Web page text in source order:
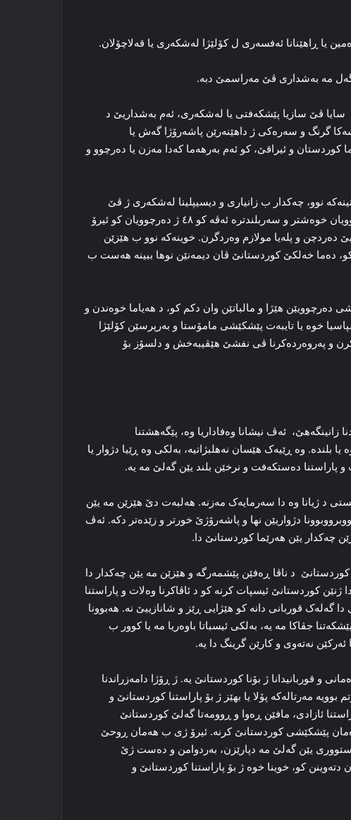
یا ڕاهێنانا ئه‌فسه‌ری ل کۆلێژا له‌شکه‌ری یا قه‌لاچۆلان.
دگەل مە به‌شداری ڤێ مه‌راسمێ دبه‌.
ڤێ سازیا پێشکه‌فتی یا له‌شکه‌ری، ئه‌م به‌شداریێ د
گرنگ و سه‌ره‌کی ژ داهێنه‌رێن پاشه‌رۆژا گه‌ش یا
کوردستان و ئیراقێ، کو ئه‌م به‌رهه‌ما که‌دا مه‌زن یا ده‌رچوو و
مه‌، ب ڕووتینه‌که‌ نوو، چه‌کدار ب زانیاری و دیسیپلینا له‌شکه‌ری ژ ڤێ
کۆلێژا له‌شکه‌ری یا ژێهاتی ده‌رچوون. یا کو ژ بۆ مه‌ هه‌موویان خوه‌شتر و سه‌ربلندتره‌ ئه‌ڤه‌ کو ٤۸ ژ ده‌رچوویان کو ئیرۆ
ده‌ردچن و پله‌یا مولازم وه‌ردگرن. خوینه‌که‌ نوو ب هێزێن
ده‌ما خه‌لکێ کوردستانێ ڤان دیمه‌نێن نوها ببینه‌ هه‌ست ب
هێژا و مالباتێن وان دکم کو، د هه‌یاما خوه‌ندن و
خوه‌ یا تایبه‌ت پێشکێشی مامۆستا و به‌رپرسێن کۆلێژا
و په‌روه‌رده‌کرنا ڤی نفشێ هێڤیبه‌خش و دلسۆز بۆ
زانینگه‌هێ، ئه‌ڤ نیشانا وه‌فاداریا وه‌، پێگەهشتنا
بلنده‌. وه‌ ڕێیه‌ک هێسان نه‌هلبژاتیه‌، به‌لکی وە ڕێیا دژوار یا
پاراستنا ده‌ستکه‌فت و نرخێن بلند یێن گه‌لێ مه‌ یه‌.
د ژیانا وه‌ دا سه‌رمایه‌ک مه‌زنه‌. هه‌لبه‌ت دێ هێزێن مه‌ یێن
دژواریێن نها و پاشه‌رۆژێ خورتر و زێده‌تر دکه‌. ئه‌ڤ
چه‌کدار یێن هه‌رێما کوردستانێ دا.
د ناڤا ڕه‌فێن پێشمه‌رگه‌ و هێزێن مه‌ یێن چه‌کدار دا
کوردستانێ ئیسپات کرنه‌ کو د ئاڤاکرنا وه‌لات و پاراستنا
گه‌له‌ک قوربانی دانه‌ کو هێژایی ڕێز و شانازییێ نه‌. هه‌بوونا
جڤاکا مه‌ یه‌، به‌لکی ئیسباتا باوه‌ریا مه‌ یا کوور ب
نه‌ته‌وی و کارێن گرینگ دا یه‌.
و قوربانیدانا ژ بۆنا کوردستانێ یه‌. ژ ڕۆژا دامه‌زراندنا
مه‌رتاله‌که‌ پۆلا یا بهێز ژ بۆ پاراستنا کوردستانێ و
ئازادی، مافێن ڕه‌وا و ڕوومه‌تا گه‌لێ کوردستانێ
پێشکێشی کوردستانێ کرنه‌. ئیرۆ ژی ب هه‌مان ڕوحێ
یێن گه‌لێ مه‌ دپارێزن، به‌ردوامن و ده‌ست ژێ
کو، خوینا خوه‌ ژ بۆ پاراستنا کوردستانێ و